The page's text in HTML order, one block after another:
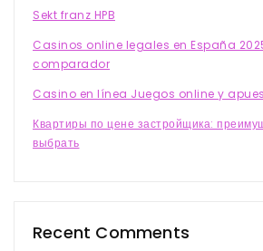
Sekt franz HPB
Casinos online legales en España
comparador
Casino en línea Juegos online y
Квартиры по цене застройщика:
выбрать
Recent Comments